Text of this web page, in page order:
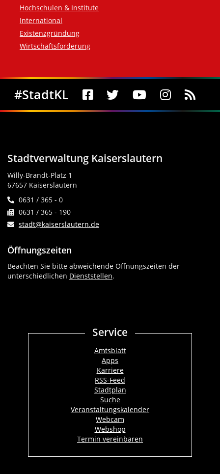
Hochschulen & Institute
International
Existenzgründung
Wirtschaftsförderung
Social Media
#StadtKL
Stadtverwaltung Kaiserslautern
Willy-Brandt-Platz 1
67657 Kaiserslautern
0631 / 365 - 0
0631 / 365 - 190
stadt@kaiserslautern.de
Öffnungszeiten
Beachten Sie bitte abweichende Öffnungszeiten der
unterschiedlichen Dienststellen.
Service
Amtsblatt
Apps
Karriere
RSS-Feed
Stadtplan
Suche
Veranstaltungskalender
Webcam
Webshop
Termin vereinbaren